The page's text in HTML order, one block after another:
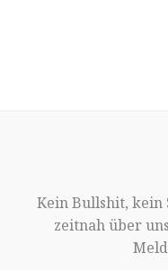
Kein Bullshit, kein
zeitnah über